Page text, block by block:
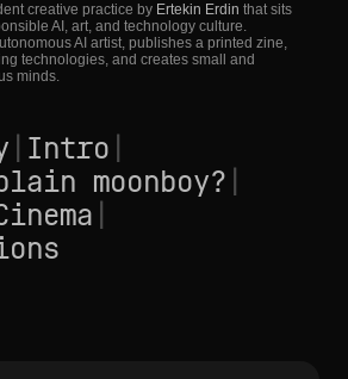
creative practice by Ertekin Erdin that sits
AI, art, and technology culture.
AI artist, publishes a printed zine,
technologies, and creates small and
minds.
Intro
moonboy?